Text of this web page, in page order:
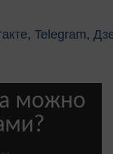
, Telegram,